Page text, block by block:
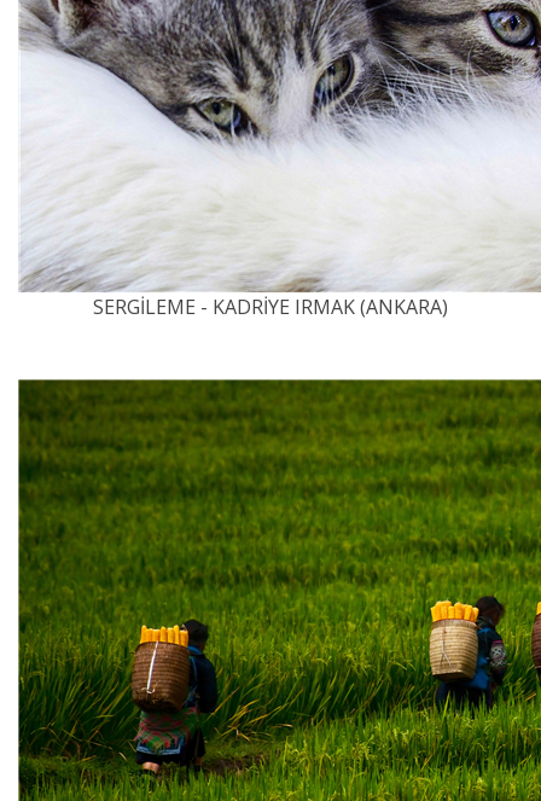
SERGİLEME - KADRİYE IRMAK (ANKARA)